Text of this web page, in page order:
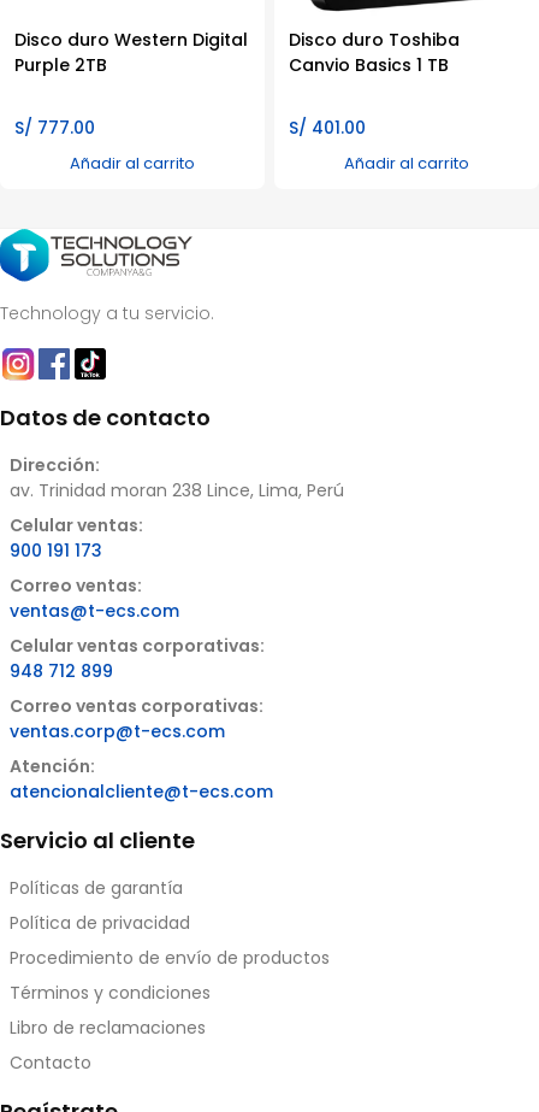
Disco duro Western Digital
Purple 2TB
S/ 777.00
Añadir al carrito
Disco duro Toshiba
Canvio Basics 1 TB
S/ 401.00
Añadir al carrito
Technology a tu servicio.
Datos de contacto
Dirección:
av. Trinidad moran 238 Lince, Lima, Perú
Celular ventas:
900 191 173
Correo ventas:
ventas@t-ecs.com
Celular ventas corporativas:
948 712 899
Correo ventas corporativas:
ventas.corp@t-ecs.com
Atención:
atencionalcliente@t-ecs.com
Servicio al cliente
Políticas de garantía
Política de privacidad
Procedimiento de envío de productos
Términos y condiciones
Libro de reclamaciones
Contacto